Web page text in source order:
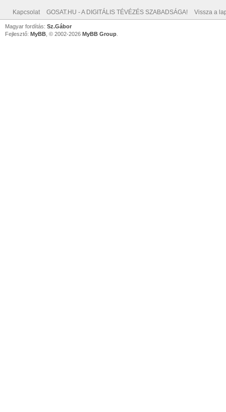
Kapcsolat GOSAT.HU - A DIGITÁLIS TÉVÉZÉS SZABADSÁGA! Vissza a
Magyar fordítás: Sz.Gábor
Fejlesztő: MyBB , © 2002-2026 MyBB Group